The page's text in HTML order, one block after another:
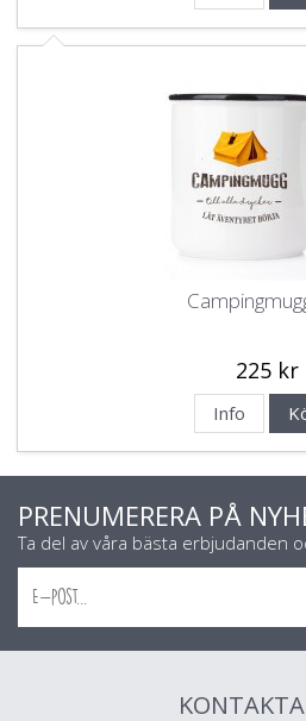
225 kr
Info
PRENUMERERA PÅ
Ta del av våra bästa erbjudanden